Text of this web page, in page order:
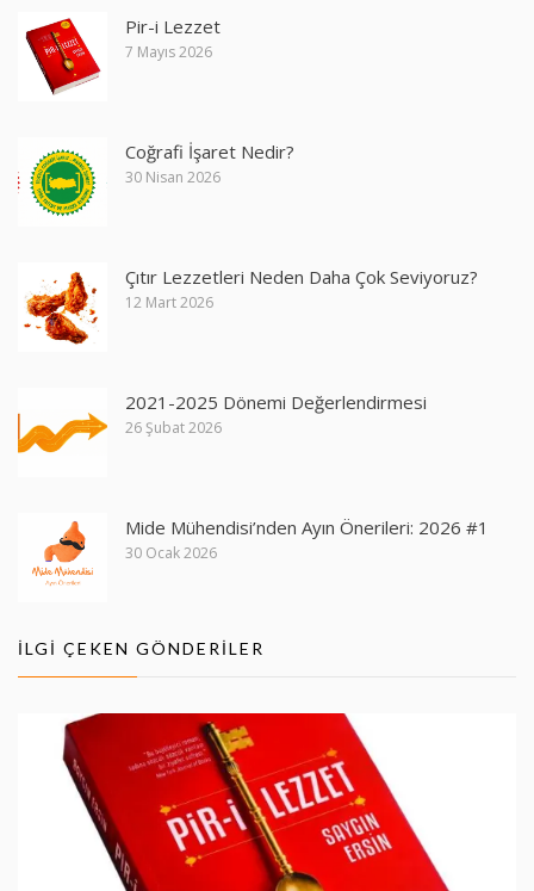
Pir-i Lezzet
7 Mayıs 2026
Coğrafi İşaret Nedir?
30 Nisan 2026
Çıtır Lezzetleri Neden Daha Çok Seviyoruz?
12 Mart 2026
2021-2025 Dönemi Değerlendirmesi
26 Şubat 2026
Mide Mühendisi’nden Ayın Önerileri: 2026 #1
30 Ocak 2026
İLGI ÇEKEN GÖNDERILER